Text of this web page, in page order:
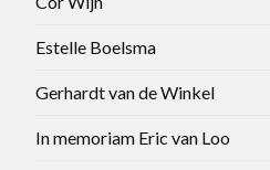
Estelle Boelsma
Gerhardt van de Winkel
In memoriam Eric van Loo